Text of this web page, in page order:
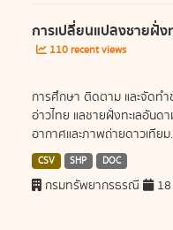
การเปลี่ยนแปลงชายฝั่ง
110 recent views
การศึกษา ติดตาม และจัดทำ
อ่าวไทย แลชายฝั่งทะเลอัน
อากาศและภาพถ่ายดาวเทียม
CSV SHP DOC
กรมทรัพยากรธรณี 18